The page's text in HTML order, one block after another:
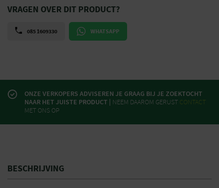
VRAGEN OVER DIT PRODUCT?
085 1609330 WHATSAPP
ONZE VERKOPERS ADVISEREN JE GRAAG BIJ JE ZOEKTOCHT
NAAR HET JUISTE PRODUCT | NEEM DAAROM GERUST CONTACT
MET ONS OP
BESCHRIJVING